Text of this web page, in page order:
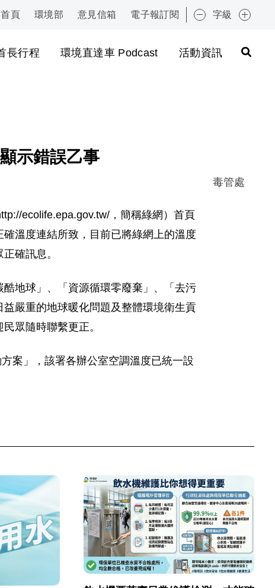
頁 環境部 意見信箱 電子報訂閱 字級
長行程 環境直達車 Podcast 活動資訊
:::
示錯誤乙事
毒管處
ecolife.epa.gov.tw/，簡稱綠網）首頁
溫度連結所致，目前已將綠網上的溫度
確訊息。
地球」、「資源循環零廢棄」、「去污
嚴重的地球暖化問題及整體環境衛生貢
眾隨時聯繫更正。
案」，該署各辦公室空調溫度已統一設